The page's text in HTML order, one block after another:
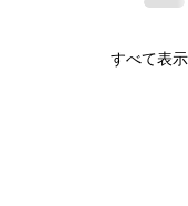
すべて表示